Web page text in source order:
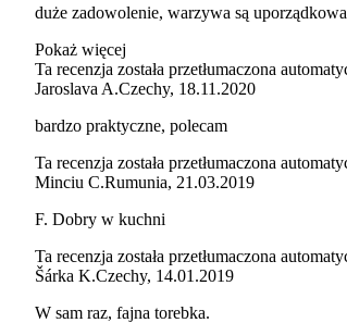
duże zadowolenie, warzywa są
Pokaż więcej
Ta recenzja została przetłumaczona
Jaroslava A.Czechy, 18.11.2020
bardzo praktyczne, polecam
Ta recenzja została przetłumaczona
Minciu C.Rumunia, 21.03.2019
F. Dobry w kuchni
Ta recenzja została przetłumaczona
Šárka K.Czechy, 14.01.2019
W sam raz, fajna torebka.